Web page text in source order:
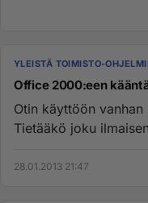
YLEISTÄ TOIMISTO-
Office 2000:een
Otin käyttöön
Tietääkö joku
28.01.2013 21:47